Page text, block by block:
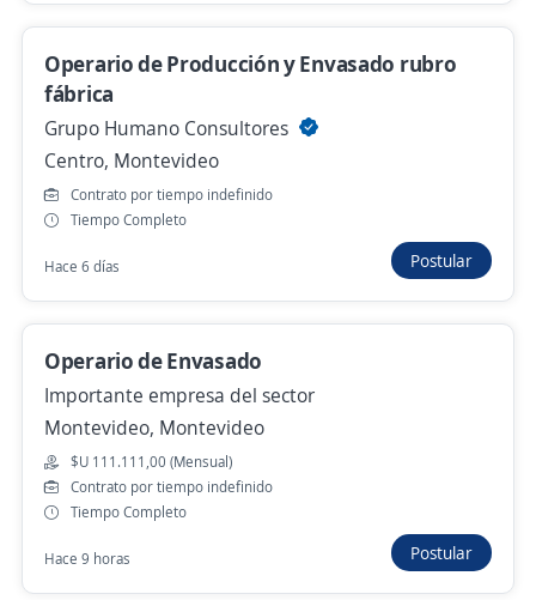
Se precisa Urgente
Operarios eventuales a la orden (A
convocatoria)
Selección de Talentos
Montevideo, Montevideo
expedición
Possum
Montevideo, Montevideo
$U 111.111,00 (Mensual)
Hace 22 horas
Operario de Producción y Envasado rubro
fábrica
Grupo Humano Consultores
Centro, Montevideo
Contrato por tiempo indefinido
Tiempo Completo
Hace 6 días Postular
Operario de Envasado
Importante empresa del sector
Montevideo, Montevideo
$U 111.111,00 (Mensual)
Contrato por tiempo indefinido
Tiempo Completo
Hace 9 horas Postular